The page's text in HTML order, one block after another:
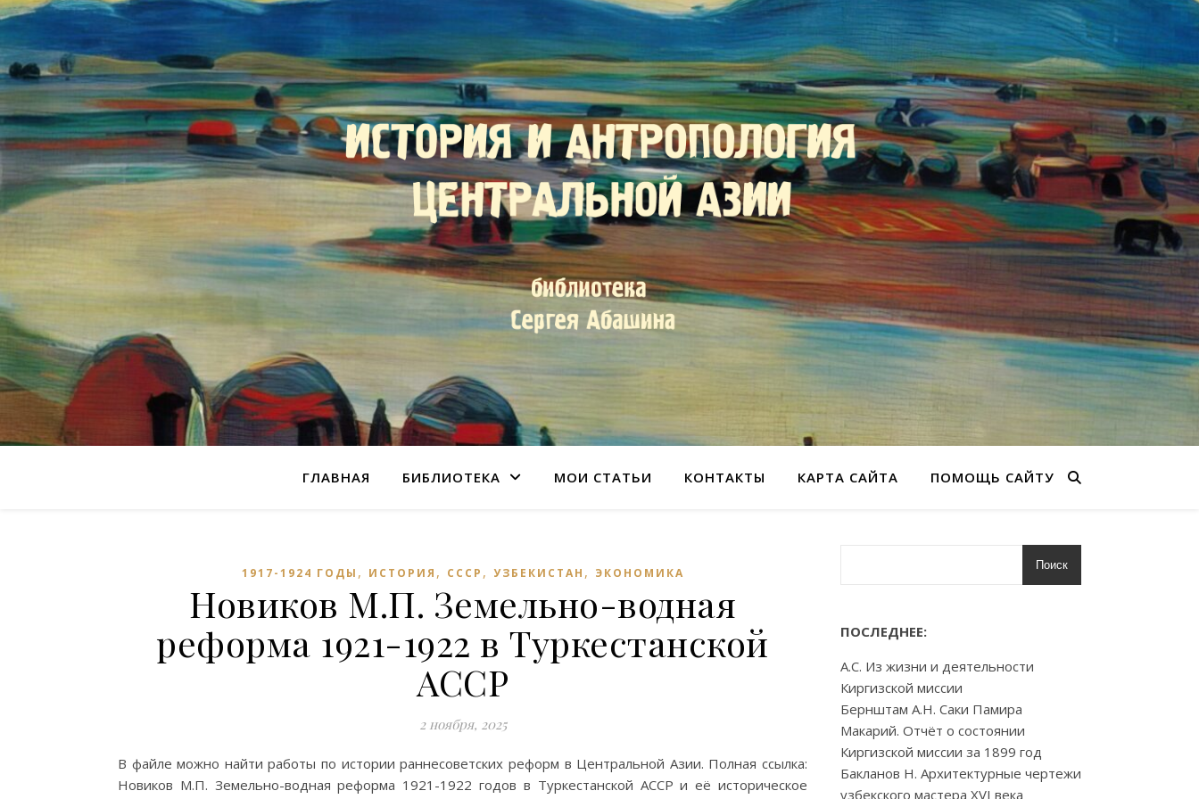
ГЛАВНАЯ БИБЛИОТЕКА МОИ СТАТЬИ КОНТАКТЫ КАРТА САЙТА ПОМОЩЬ САЙТУ
1917-1924 ГОДЫ , ИСТОРИЯ , СССР , УЗБЕКИСТАН , ЭКОНОМИКА
Новиков М.П. Земельно-водная
реформа 1921-1922 в Туркестанской
АССР
2 ноября, 2025
В файле можно найти работы по истории раннесоветских реформ в Центральной Азии. Полная ссылка:
Новиков М.П. Земельно-водная реформа 1921-1922 годов в Туркестанской АССР и её историческое
Поиск
ПОСЛЕДНЕЕ:
А.С. Из жизни и деятельности
Киргизской миссии
Бернштам А.Н. Саки Памира
Макарий. Отчёт о состоянии
Киргизской миссии за 1899 год
Бакланов Н. Архитектурные чертежи
узбекского мастера XVI века